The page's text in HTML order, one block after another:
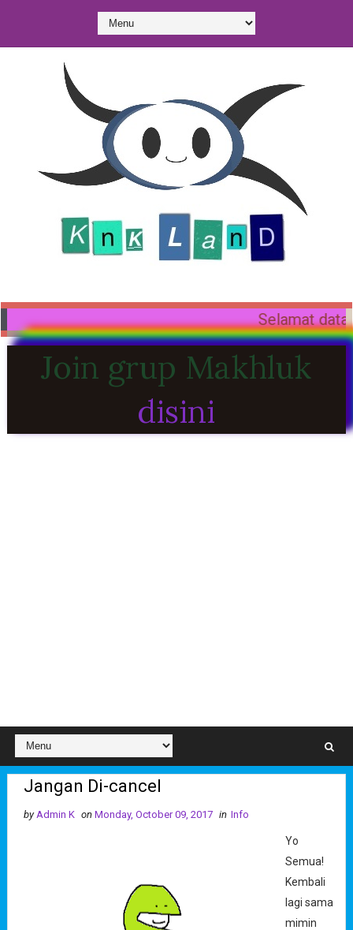
Selamat datang di KnK Land. Mari
Join grup Makhluk
disini
Jangan Di-cancel
by Admin K on Monday, October 09, 2017 in Info
Yo
Semua!
Kembali
lagi sama
mimin